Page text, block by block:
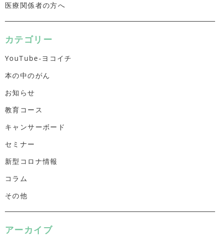
医療関係者の方へ
カテゴリー
YouTube-ヨコイチ
本の中のがん
お知らせ
教育コース
キャンサーボード
セミナー
新型コロナ情報
コラム
その他
アーカイブ